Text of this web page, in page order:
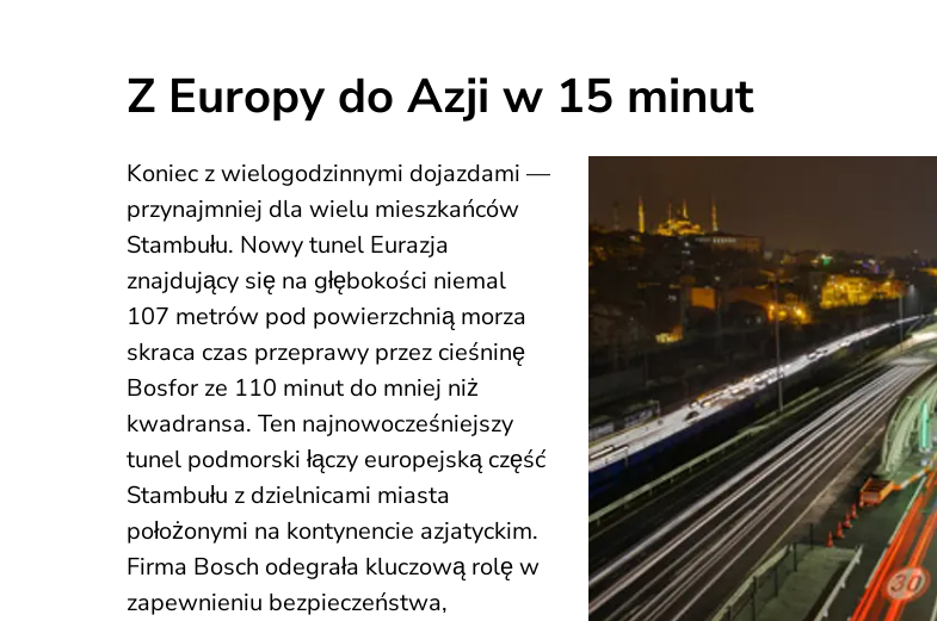
Z Europy do Azji w 15 minut
Koniec z wielogodzinnymi dojazdami —
przynajmniej dla wielu mieszkańców
Stambułu. Nowy tunel Eurazja
znajdujący się na głębokości niemal
107 metrów pod powierzchnią morza
skraca czas przeprawy przez cieśninę
Bosfor ze 110 minut do mniej niż
kwadransa. Ten najnowocześniejszy
tunel podmorski łączy europejską część
Stambułu z dzielnicami miasta
położonymi na kontynencie azjatyckim.
Firma Bosch odegrała kluczową rolę w
zapewnieniu bezpieczeństwa,